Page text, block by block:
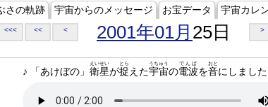
さの軌跡 宇宙からのメッセージ お宝データ 宇宙カレ
<<< << < 2001年01月 25日 >
♪ 「あけぼの」 衛星
えいせい
が捉
とら
えた宇宙
うちゅう
の電波
でんぱ
を音
おと
にしました